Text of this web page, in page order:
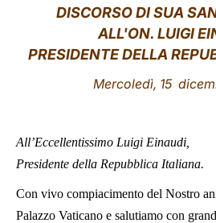
DISCORSODI SUA
ALL'ON. LUIGI
PRESIDENTE DELLA
Mercoledì, 15
All’Eccellentissimo Luigi Einaudi,
Presidente della Repubblica Italiana.
Con vivo compiacimento del Nostro
Palazzo Vaticano e salutiamo con